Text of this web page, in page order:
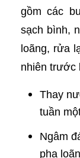
gồm các
sạch bình,
loãng, rửa
nhiên trước
Thay
tuần
Ngâm
pha